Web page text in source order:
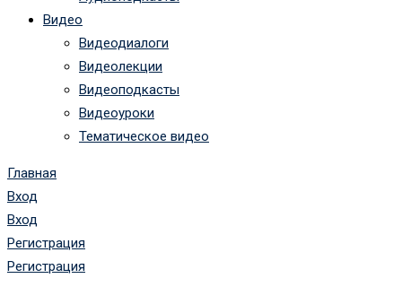
Видео
Видеодиалоги
Видеолекции
Видеоподкасты
Видеоуроки
Тематическое видео
Главная
Вход
Вход
Регистрация
Регистрация